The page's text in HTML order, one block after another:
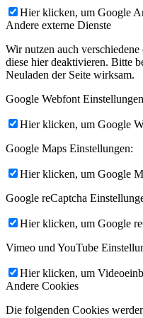
Hier klicken, um Google
Andere externe Dienste
Wir nutzen auch
diese hier deaktivieren. Bitte
Neuladen der Seite wirksam.
Google Webfont
Hier klicken, um Google
Google Maps Einstellungen:
Hier klicken, um Google
Google reCaptcha
Hier klicken, um Google
Vimeo und YouTube
Hier klicken, um
Andere Cookies
Die folgenden Cookies